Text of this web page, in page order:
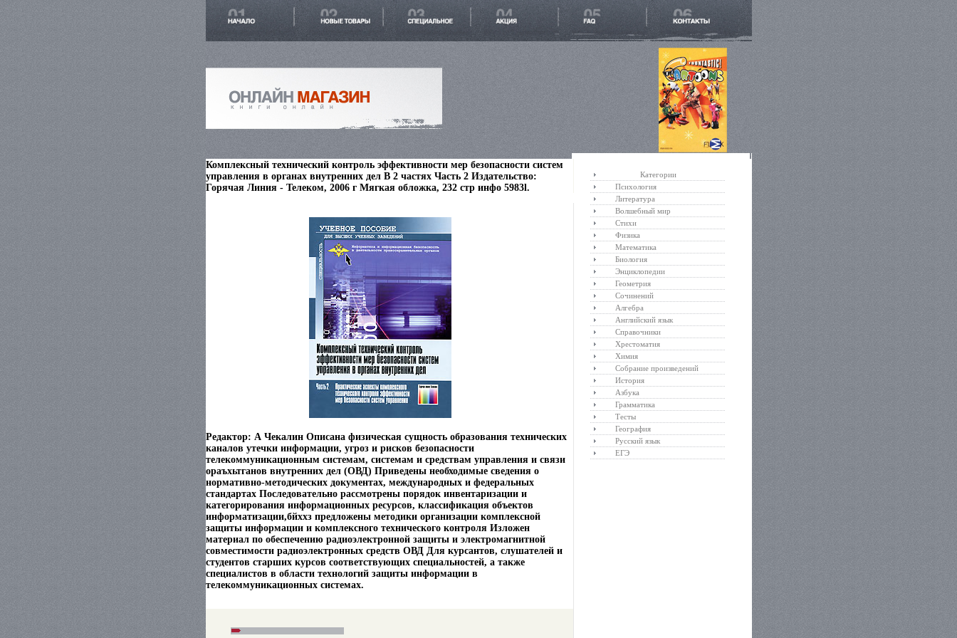
Комплексный технический контроль эффективности мер безопасности систем
управления в органах внутренних дел В 2 частях Часть 2 Издательство:
Горячая Линия - Телеком, 2006 г Мягкая обложка, 232 стр инфо 5983l.
Редактор: А Чекалин Описана физическая сущность образования технических
каналов утечки информации, угроз и рисков безопасности
телекоммуникационным системам, системам и средствам управления и связи
ораъхьтганов внутренних дел (ОВД) Приведены необходимые сведения о
нормативно-методических документах, международных и федеральных
стандартах Последовательно рассмотрены порядок инвентаризации и
категорирования информационных ресурсов, классификация объектов
информатизации,бйххз предложены методики организации комплексной
защиты информации и комплексного технического контроля Изложен
материал по обеспечению радиоэлектронной защиты и электромагнитной
совместимости радиоэлектронных средств ОВД Для курсантов, слушателей и
студентов старших курсов соответствующих специальностей, а также
специалистов в области технологий защиты информации в
телекоммуникационных системах.
Категории
Психология
Литература
Волшебный мир
Стихи
Физика
Математика
Биология
Энциклопедии
Геометрия
Сочинений
Алгебра
Английский язык
Справочники
Хрестоматия
Химия
Собрание произведений
История
Азбука
Грамматика
Тесты
География
Русский язык
ЕГЭ